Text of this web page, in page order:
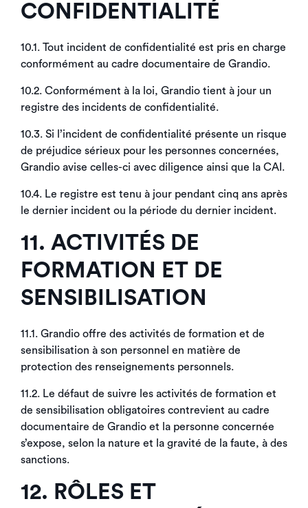
CONFIDENTIALITÉ
10.1. Tout incident de confidentialité est pris en charge
conformément au cadre documentaire de Grandio.
10.2. Conformément à la loi, Grandio tient à jour un
registre des incidents de confidentialité.
10.3. Si l’incident de confidentialité présente un risque
de préjudice sérieux pour les personnes concernées,
Grandio avise celles-ci avec diligence ainsi que la CAI.
10.4. Le registre est tenu à jour pendant cinq ans après
le dernier incident ou la période du dernier incident.
11. ACTIVITÉS DE
FORMATION ET DE
SENSIBILISATION
11.1. Grandio offre des activités de formation et de
sensibilisation à son personnel en matière de
protection des renseignements personnels.
11.2. Le défaut de suivre les activités de formation et
de sensibilisation obligatoires contrevient au cadre
documentaire de Grandio et la personne concernée
s’expose, selon la nature et la gravité de la faute, à des
sanctions.
12. RÔLES ET